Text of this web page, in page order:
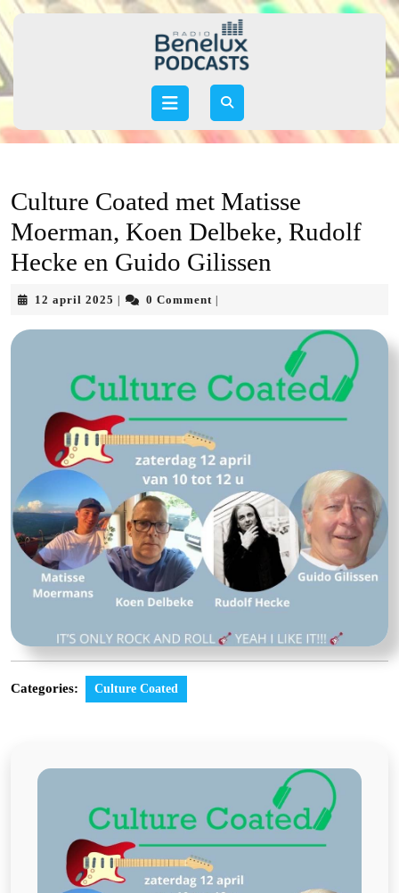
Skip
to
Open
Culture Coated met Matisse
Moerman, Koen Delbeke, Rudolf
Hecke en Guido Gilissen
12 april 2025 12
2025
0 Comment
Categories: Culture Coated